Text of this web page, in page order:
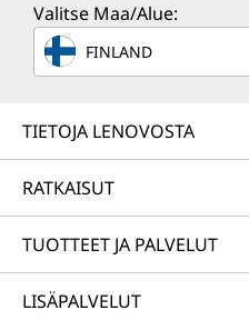
Valitse Maa/Alue:
FINLAND
TIETOJA LENOVOSTA
RATKAISUT
TUOTTEET JA PALVELUT
LISÄPALVELUT